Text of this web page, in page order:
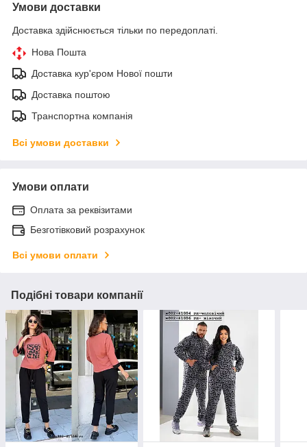
Умови доставки
Доставка здійснюється тільки по передоплаті.
Нова Пошта
Доставка кур'єром Нової пошти
Доставка поштою
Транспортна компанія
Всі умови доставки
Умови оплати
Оплата за реквізитами
Безготівковий розрахунок
Всі умови оплати
Подібні товари компанії